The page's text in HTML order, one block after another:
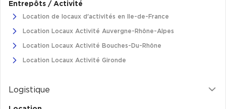
Collections Flex / Coworking
Guide & Conseils
Entrepôts / Activité
Location de locaux d'activités en Ile-de-France
Location Locaux Activité Auvergne-Rhône-Alpes
Location Locaux Activité Bouches-Du-Rhône
Location Locaux Activité Gironde
Logistique